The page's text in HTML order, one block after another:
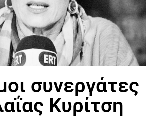
συνεργάτες
Κυρίτση